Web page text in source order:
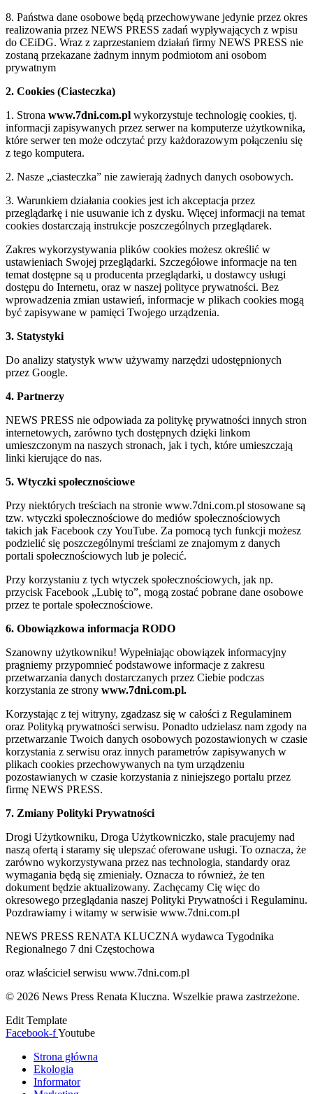
8. Państwa dane osobowe będą przechowywane jedynie przez okres
realizowania przez NEWS PRESS zadań wypływających z wpisu
do CEiDG. Wraz z zaprzestaniem działań firmy NEWS PRESS nie
zostaną przekazane żadnym innym podmiotom ani osobom
prywatnym
2. Cookies (Ciasteczka)
1. Strona www.7dni.com.pl wykorzystuje technologię cookies, tj.
informacji zapisywanych przez serwer na komputerze użytkownika,
które serwer ten może odczytać przy każdorazowym połączeniu się
z tego komputera.
2. Nasze „ciasteczka” nie zawierają żadnych danych osobowych.
3. Warunkiem działania cookies jest ich akceptacja przez
przeglądarkę i nie usuwanie ich z dysku. Więcej informacji na temat
cookies dostarczają instrukcje poszczególnych przeglądarek.
Zakres wykorzystywania plików cookies możesz określić w
ustawieniach Swojej przeglądarki. Szczegółowe informacje na ten
temat dostępne są u producenta przeglądarki, u dostawcy usługi
dostępu do Internetu, oraz w naszej polityce prywatności. Bez
wprowadzenia zmian ustawień, informacje w plikach cookies mogą
być zapisywane w pamięci Twojego urządzenia.
3. Statystyki
Do analizy statystyk www używamy narzędzi udostępnionych
przez Google.
4. Partnerzy
NEWS PRESS nie odpowiada za politykę prywatności innych stron
internetowych, zarówno tych dostępnych dzięki linkom
umieszczonym na naszych stronach, jak i tych, które umieszczają
linki kierujące do nas.
5. Wtyczki społecznościowe
Przy niektórych treściach na stronie www.7dni.com.pl stosowane są
tzw. wtyczki społecznościowe do mediów społecznościowych
takich jak Facebook czy YouTube. Za pomocą tych funkcji możesz
podzielić się poszczególnymi treściami ze znajomym z danych
portali społecznościowych lub je polecić.
Przy korzystaniu z tych wtyczek społecznościowych, jak np.
przycisk Facebook „Lubię to”, mogą zostać pobrane dane osobowe
przez te portale społecznościowe.
6. Obowiązkowa informacja RODO
Szanowny użytkowniku! Wypełniając obowiązek informacyjny
pragniemy przypomnieć podstawowe informacje z zakresu
przetwarzania danych dostarczanych przez Ciebie podczas
korzystania ze strony www.7dni.com.pl.
Korzystając z tej witryny, zgadzasz się w całości z Regulaminem
oraz Polityką prywatności serwisu. Ponadto udzielasz nam zgody na
przetwarzanie Twoich danych osobowych pozostawionych w czasie
korzystania z serwisu oraz innych parametrów zapisywanych w
plikach cookies przechowywanych na tym urządzeniu
pozostawianych w czasie korzystania z niniejszego portalu przez
firmę NEWS PRESS.
7. Zmiany Polityki Prywatności
Drogi Użytkowniku, Droga Użytkowniczko, stale pracujemy nad
naszą ofertą i staramy się ulepszać oferowane usługi. To oznacza, że
zarówno wykorzystywana przez nas technologia, standardy oraz
wymagania będą się zmieniały. Oznacza to również, że ten
dokument będzie aktualizowany. Zachęcamy Cię więc do
okresowego przeglądania naszej Polityki Prywatności i Regulaminu.
Pozdrawiamy i witamy w serwisie www.7dni.com.pl
NEWS PRESS RENATA KLUCZNA wydawca Tygodnika
Regionalnego 7 dni Częstochowa
oraz właściciel serwisu www.7dni.com.pl
© 2026 News Press Renata Kluczna. Wszelkie prawa zastrzeżone.
Edit Template
Facebook-fYoutube
Strona główna
Ekologia
Informator